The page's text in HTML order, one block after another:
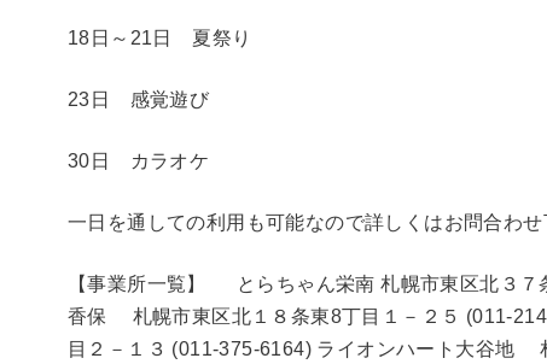
18日～21日 夏祭り
23日 感覚遊び
30日 カラオケ
一日を通しての利用も可能なので詳しくはお問合わせ
【事業所一覧】 とらちゃん栄南 札幌市東区北３
香保 札幌市東区北１８条東8丁目１－２５ (011-
目２－１３ (011-375-6164) ライオンハート大谷地